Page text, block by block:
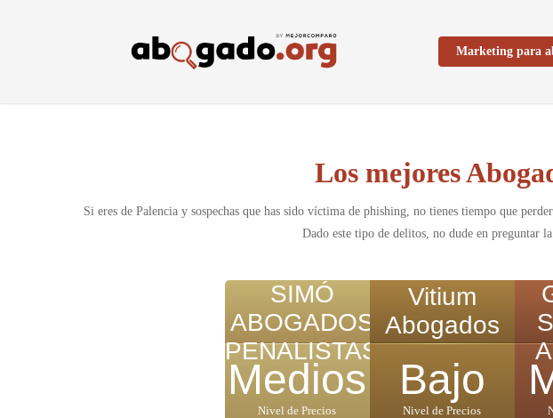
Marketing para
Los mejores
Si eres de Palencia y sospechas que has sido víctima de phishing, no tienes tiempo que
Dado este tipo de delitos, no dude en preguntar
SIMÓ
ABOGADOS
PENALISTAS
Medios
Nivel de Precios
Vitium
Abogados
Bajo
Nivel de Precios